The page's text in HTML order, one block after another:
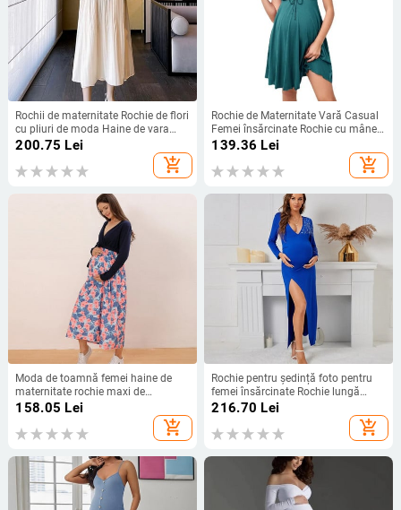
Rochii de maternitate Rochie de flori
cu pliuri de moda Haine de vara
pentru gravide Rochie de sarcina
subtire din sifon cu talie larga
200.75 Lei
add_shopping_cart
Rochie de Maternitate Vară Casual
Femei însărcinate Rochie cu mâneci
scurte cu decolteu în V Rochii
Îmbrăcăminte pentru sarcină
139.36 Lei
add_shopping_cart
Moda de toamnă femei haine de
maternitate rochie maxi de
maternitate rochie de sarcină din
bumbac cu mânecă lungă cu
imprimare florală mozaic
158.05 Lei
add_shopping_cart
Rochie pentru ședință foto pentru
femei însărcinate Rochie lungă
Rochie cu mâneci lungi cu decolteu
în V cu strass Rochie de seară sexy
pentru baby shower cu fantă
216.70 Lei
add_shopping_cart